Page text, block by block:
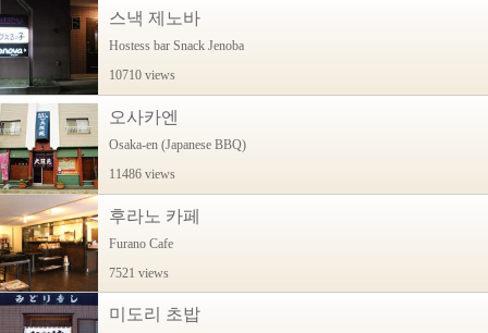
스낵 제노바
Hostess bar Snack Jenoba
10710 views
오사카엔
Osaka-en (Japanese BBQ)
11486 views
후라노 카페
Furano Cafe
7521 views
미도리 초밥